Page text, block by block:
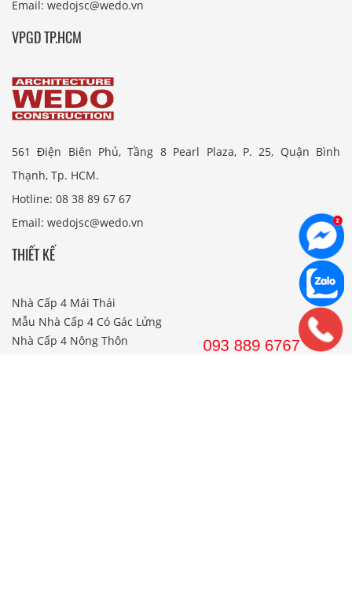
Email: wedojsc@wedo.vn
VPGD TP.HCM
561 Điện Biên Phủ, Tầng 8 Pearl Plaza, P. 25, Quận Bình
Thạnh, Tp. HCM.
Hotline: 08 38 89 67 67
Email: wedojsc@wedo.vn
THIẾT KẾ
Nhà Cấp 4 Mái Thái
Mẫu Nhà Cấp 4 Có Gác Lửng
Nhà Cấp 4 Nông Thôn